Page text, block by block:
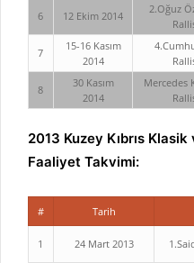
6 12 Ekim 2014
2.Oğuz
7
15-16 Kasım
2014
8
30 Kasım
2014
Mercedes
2013 Kuzey Kıbrıs
Faaliyet Takvimi:
# Tarih
1 24 Mart 2013